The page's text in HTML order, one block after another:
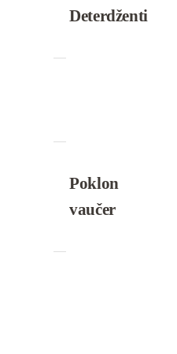
Deterdženti
Poklon
vaučer